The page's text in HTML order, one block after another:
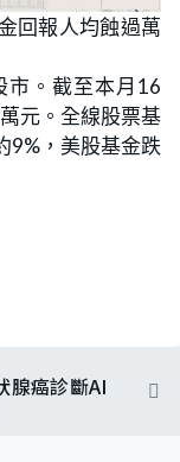
回報人均蝕過萬
市。截至本月16
元。全線股票基
9%，美股基金跌
腺癌診斷AI